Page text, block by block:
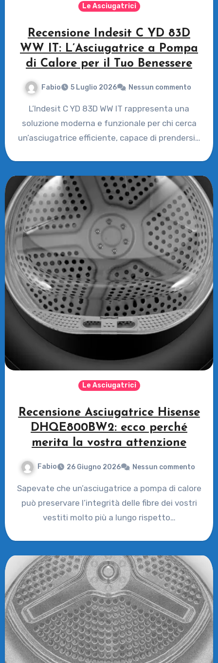
Le Asciugatrici
Recensione Indesit C YD 83D
WW IT: L’Asciugatrice a Pompa
di Calore per il Tuo Benessere
Fabio 5 Luglio 2026 Nessun commento
L’Indesit C YD 83D WW IT rappresenta una
soluzione moderna e funzionale per chi cerca
un’asciugatrice efficiente, capace di prendersi…
Le Asciugatrici
Recensione Asciugatrice Hisense
DHQE800BW2: ecco perché
merita la vostra attenzione
Fabio 26 Giugno 2026 Nessun commento
Sapevate che un’asciugatrice a pompa di calore
può preservare l’integrità delle fibre dei vostri
vestiti molto più a lungo rispetto…